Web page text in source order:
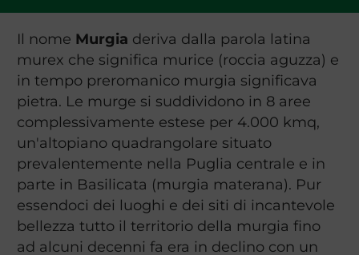
Il nome Murgia deriva dalla parola latina
murex che significa murice (roccia aguzza) e
in tempo preromanico murgia significava
pietra. Le murge si suddividono in 8 aree
complessivamente estese per 4.000 kmq,
un'altopiano quadrangolare situato
prevalentemente nella Puglia centrale e in
parte in Basilicata (murgia materana). Pur
essendoci dei luoghi e dei siti di incantevole
bellezza tutto il territorio della murgia fino
ad alcuni decenni fa era in declino con un